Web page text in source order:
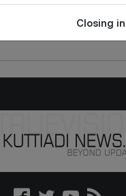
Closing